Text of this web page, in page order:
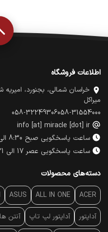
اطلاعات فروشگاه
خراسان شمالی، بجنورد، امیریه
میراکل
058-31554000
058-32249306
info [at] miracle [dot] ir
ساعت پاسخگویی صبح 8:30 الی 13:30
ساعت پاسخگویی عصر 17 الی 21
دسته‌های محصولات
ACER
ALL IN ONE
ASUS
آداپتور آداپتور لپ تاپ آنتن‌